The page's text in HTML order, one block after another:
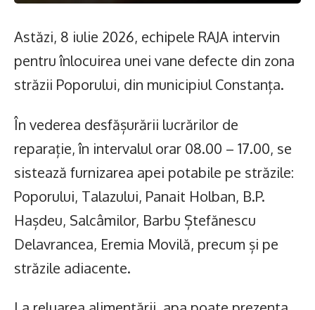
Astăzi, 8 iulie 2026, echipele RAJA intervin
pentru înlocuirea unei vane defecte din zona
străzii Poporului, din municipiul Constanța.
În vederea desfășurării lucrărilor de
reparație, în intervalul orar 08.00 – 17.00, se
sistează furnizarea apei potabile pe străzile:
Poporului, Talazului, Panait Holban, B.P.
Hașdeu, Salcâmilor, Barbu Ștefănescu
Delavrancea, Eremia Movilă, precum și pe
străzile adiacente.